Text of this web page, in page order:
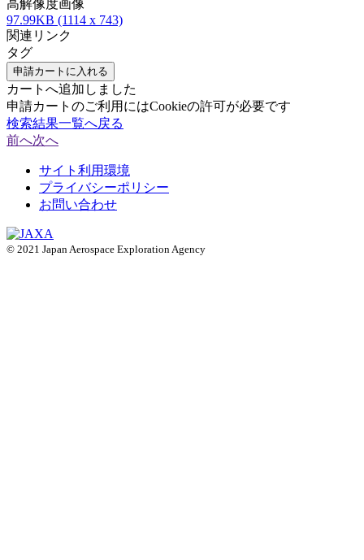
高解像度画像
97.99KB (1114 x 743)
関連リンク
タグ
申請カートに入れる
カートへ追加しました
申請カートのご利用にはCookieの許可が必要です
検索結果一覧へ戻る
前へ次へ
サイト利用環境
プライバシーポリシー
お問い合わせ
© 2021 Japan Aerospace Exploration Agency